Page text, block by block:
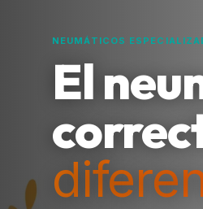
NEUMÁTICOS
El